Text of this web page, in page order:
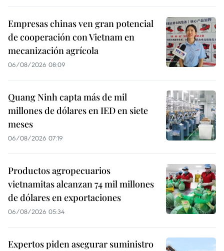
Empresas chinas ven gran potencial
de cooperación con Vietnam en
mecanización agrícola
06/08/2026 08:09
Quang Ninh capta más de mil
millones de dólares en IED en siete
meses
06/08/2026 07:19
Productos agropecuarios
vietnamitas alcanzan 74 mil millones
de dólares en exportaciones
06/08/2026 05:34
Expertos piden asegurar suministro